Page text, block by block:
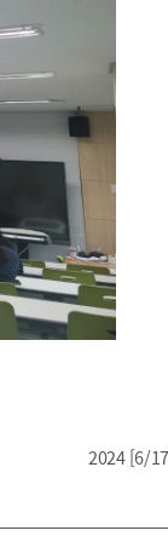
2024 [6/